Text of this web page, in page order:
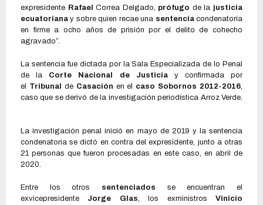
expresidente RafaelCorrea Delgado, prófugo de la justicia
ecuatorianay sobre quien recae una sentenciacondenatoria
en firme a ocho años de prisión por el delito de cohecho
agravado”.
La sentencia fue dictada por la Sala Especializada de lo Penal
de la Corte Nacional de Justiciay confirmada por
el Tribunal de Casación en el caso Sobornos 2012-2016
caso que se derivó de la investigación periodística Arroz Verde.
La investigación penal inició en mayo de 2019 y la sentencia
condenatoria se dictó en contra del expresidente, junto a otras
21 personas que fueron procesadas en este caso, en abril de
2020.
Entre los otros sentenciados se encuentran el
exvicepresidente Jorge Glas , los exministrosVinicio